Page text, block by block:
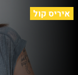
איריס קול